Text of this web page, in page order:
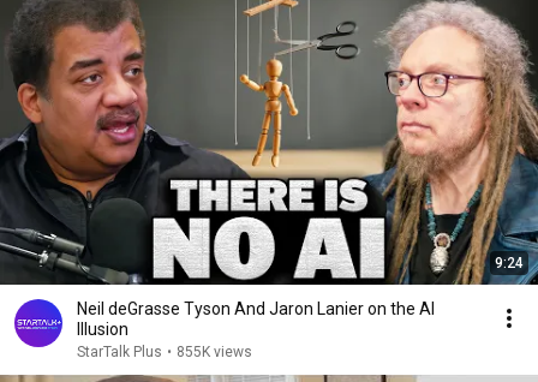
9:24
Neil deGrasse Tyson And Jaron Lanier on the AI
Illusion
StarTalk Plus • 855K views